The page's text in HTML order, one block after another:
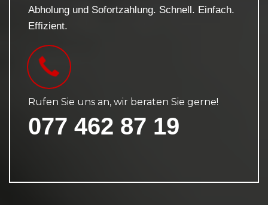
Abholung und Sofortzahlung. Schnell. Einfach.
Effizient.
Rufen Sie uns an, wir beraten Sie gerne!
077 462 87 19